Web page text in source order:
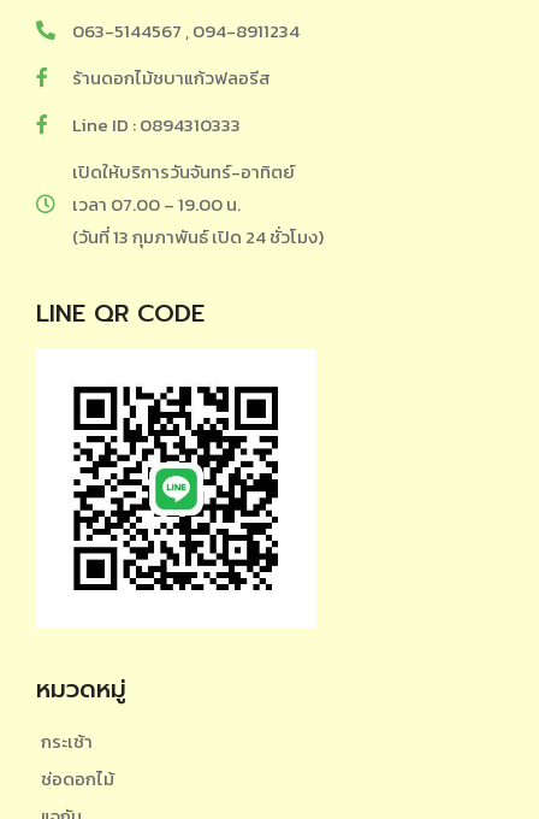
063-5144567 , 094-8911234
ร้านดอกไม้ชบาแก้วฟลอรีส
Line ID : 0894310333
เปิดให้บริการวันจันทร์-อาทิตย์
เวลา 07.00 – 19.00 น.
(วันที่ 13 กุมภาพันธ์ เปิด 24 ชั่วโมง)
LINE QR CODE
หมวดหมู่
กระเช้า
ช่อดอกไม้